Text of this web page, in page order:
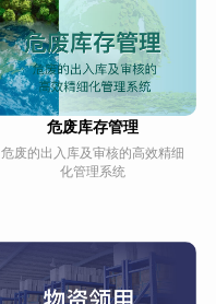
危废库存管理
危废的出入库及审核的高效精细
化管理系统